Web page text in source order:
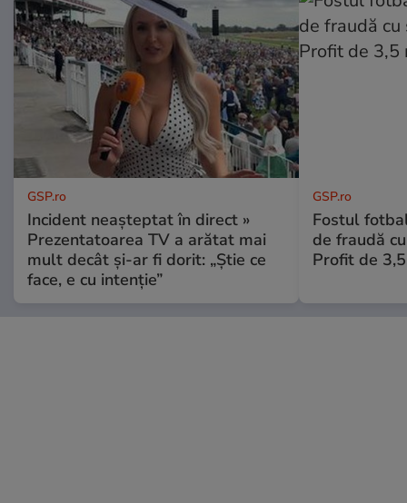
GSP.ro
Incident neașteptat în direct »
Prezentatoarea TV a arătat mai
mult decât și-ar fi dorit: „Știe ce
face, e cu intenție”
GSP.ro
Fostul
de fraudă
Profit de